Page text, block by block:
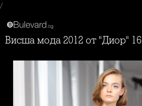
/
Висша мода 2012 от "Диор" 16